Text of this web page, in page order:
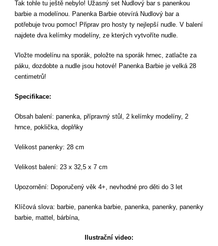
Tak tohle tu ještě nebylo! Úžasný set Nudlový bar s panenkou
barbie a modelínou. Panenka Barbie otevírá Nudlový bar a
potřebuje tvou pomoc! Připrav pro hosty ty nejlepší nudle. V balení
najdete dva kelímky modelíny, ze kterých vytvoříte nudle.
Vložte modelínu na sporák, položte na sporák hrnec, zatlačte za
páku, dozdobte a nudle jsou hotové! Panenka Barbie je velká 28
centimetrů!
Specifikace:
Obsah balení: panenka, přípravný stůl, 2 kelímky modelíny, 2
hrnce, poklička, doplňky
Velikost panenky: 28 cm
Velikost balení: 23 x 32,5 x 7 cm
Upozornění: Doporučený věk 4+, nevhodné pro děti do 3 let
Klíčová slova: barbie, panenka barbie, panenka, panenky, panenky
barbie, mattel, bárbína,
Ilustrační video: